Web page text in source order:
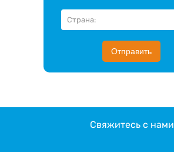
Отправить
Свяжитесь с нами